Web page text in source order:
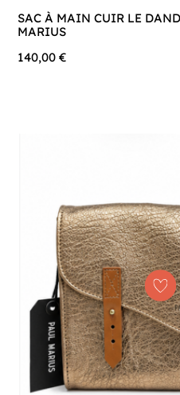
SAC À MAIN CUIR LE
MARIUS
140,00 €